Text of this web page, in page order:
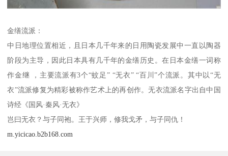
金缮流派：
中日地理位置相近，且日本几千年来的日用陶瓷发展中一直以陶器
阶段为主导，因此日本具有几千年的金缮历史。在日本金缮一词称
作金继 ，主要流派有3个“蚊足” “无衣” “百川”个流派。其中以“无
衣”流派修复为精彩被称作艺术上的再创作。无衣流派名字出自中国
诗经《国风·秦风·无衣》
岂曰无衣？与子同袍。王于兴师，修我戈矛，与子同仇！
m.yicicao.b2b168.com